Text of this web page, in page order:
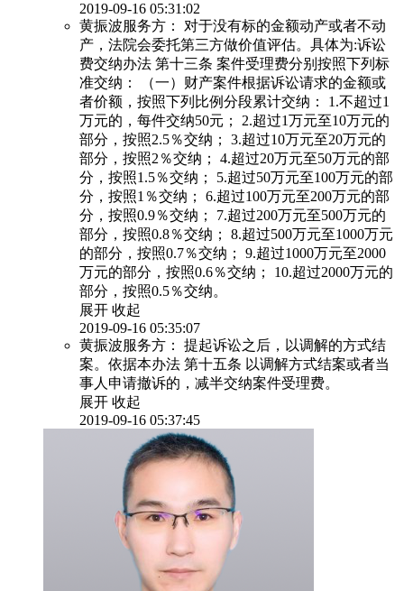
2019-09-16 05:31:02
黄振波服务方：
对于没有标的金额动产或者不动
产，法院会委托第三方做价值评估。具体为:诉讼
费交纳办法 第十三条 案件受理费分别按照下列标
准交纳： （一）财产案件根据诉讼请求的金额或
者价额，按照下列比例分段累计交纳： 1.不超过1
万元的，每件交纳50元； 2.超过1万元至10万元的
部分，按照2.5％交纳； 3.超过10万元至20万元的
部分，按照2％交纳； 4.超过20万元至50万元的部
分，按照1.5％交纳； 5.超过50万元至100万元的部
分，按照1％交纳； 6.超过100万元至200万元的部
分，按照0.9％交纳； 7.超过200万元至500万元的
部分，按照0.8％交纳； 8.超过500万元至1000万元
的部分，按照0.7％交纳； 9.超过1000万元至2000
万元的部分，按照0.6％交纳； 10.超过2000万元的
部分，按照0.5％交纳。
展开 收起
2019-09-16 05:35:07
黄振波服务方：
提起诉讼之后，以调解的方式结
案。依据本办法 第十五条 以调解方式结案或者当
事人申请撤诉的，减半交纳案件受理费。
展开 收起
2019-09-16 05:37:45